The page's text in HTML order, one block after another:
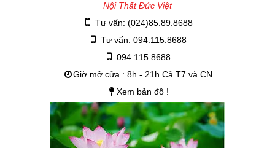
Nội Thất Đức Việt
Tư vấn: (024)85.89.8688
Tư vấn: 094.115.8688
094.115.8688
Giờ mở cửa : 8h - 21h Cả T7 và CN
Xem bản đồ !